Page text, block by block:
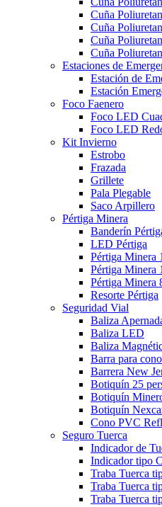
Cuña
Cuña
Cuña
Cuña
Estaciones de
Estación de
Estación
Foco Faenero
Foco LED
Foco LED
Kit Invierno
Estrobo
Frazada
Grillete
Pala Plegable
Saco Arpillero
Pértiga Minera
Banderín
LED Pértiga
Pértiga Minera
Pértiga Minera
Pértiga Minera
Resorte Pértiga
Seguridad Vial
Baliza
Baliza LED
Baliza
Barra para
Barrera New
Botiquín 25
Botiquín
Botiquín
Cono PVC
Seguro Tuerca
Indicador de
Indicador tipo
Traba Tuerca
Traba Tuerca
Traba Tuerca